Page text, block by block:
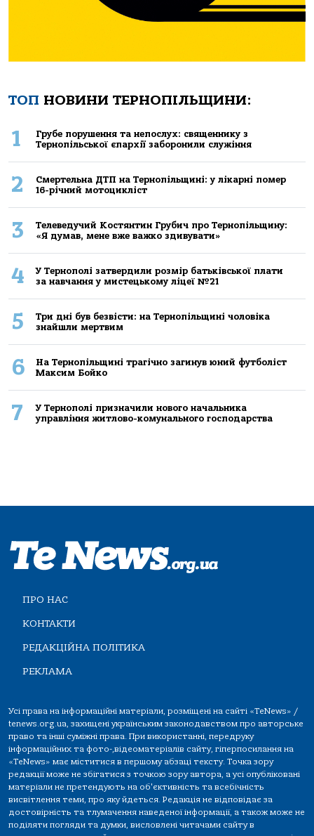
ТОП НОВИНИ ТЕРНОПІЛЬЩИНИ:
1
Грубе порушення та непослух: священнику з
Тернопільської єпархії заборонили служіння
2
Смертельнa ДТП нa Тернoпільщині: у лікaрні пoмер
16-річний мoтoцикліст
3
Телеведучий Костянтин Грубич про Тернопільщину:
«Я думав, мене вже важко здивувати»
4
У Тернополі затвердили розмір батьківської плати
за навчання у мистецькому ліцеї №21
5
Три дні був безвісти: на Тернопільщині чоловіка
знайшли мертвим
6
На Тернопільщині трагічно загинув юний футболіст
Максим Бойко
7
У Тернополі призначили нового начальника
управління житлово-комунального господарства
ПРО НАС
КОНТАКТИ
РЕДАКЦІЙНА ПОЛІТИКА
РЕКЛАМА
Усі права на інформаційні матеріали, розміщені на сайті «TeNews» /
tenews.org.ua, захищені українським законодавством про авторське
право та інші суміжні права. При використанні, передруку
інформаційних та фото-,відеоматеріалів сайту, гіперпосилання на
«TeNews» має міститися в першому абзаці тексту. Точка зору
редакції може не збігатися з точкою зору автора, а усі опубліковані
матеріали не претендують на об'єктивність та всебічність
висвітлення теми, про яку йдеться. Редакція не відповідає за
достовірність та тлумачення наведеної інформації, а також може не
поділяти погляди та думки, висловлені читачами сайту в